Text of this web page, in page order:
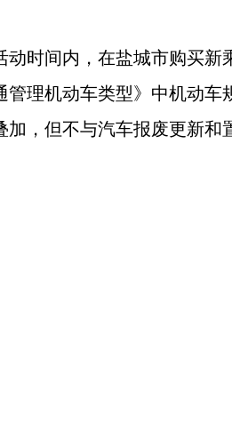
动时间内，在盐城市购买新
管理机动车类型》中机动
加，但不与汽车报废更新和